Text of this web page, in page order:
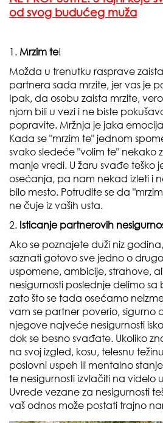
od svog budućeg muža
1. Mrzim te!
Možda u trenutku rasprave
partnera sada mrzite, jer vas je
Ipak, da osobu zaista mrzite,
njom bili u vezi i ne biste
popravite. Mržnja je jaka
Kada se "mrzim te" jednom
svako sledeće "volim te" nekako
manje vredi. U žaru svađe teško
osećanja, pa nam nekad izleti i
bilo mesto. Potrudite se da
ne čuje iz vaših usta.
2. Isticanje partnerovih
Ako se poznajete duži niz
saznati gotovo sve jedno o
uspomene, ambicije, strahove,
nesigurnosti poslednje delimo sa
zato što se tada osećamo
vam se partner poverio, sigurno
njegove najveće nesigurnosti
dok se besno svađate. Ukoliko
na svoj izgled, kosu, telesnu
poslovni uspeh ili mentalno
te nesigurnosti izvlačiti na videlo
Uvrede vezane za nesigurnosti
vaš odnos može postati trajno